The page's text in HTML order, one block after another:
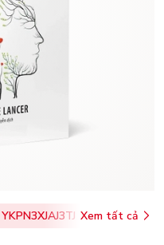
YKPN3XJAJ3TJ Xem tất cả